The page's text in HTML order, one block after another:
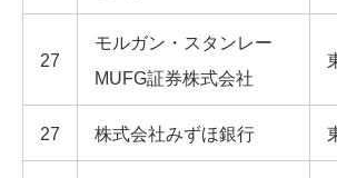
27
モルガン・スタンレー
MUFG証券株式会社
27 株式会社みずほ銀行